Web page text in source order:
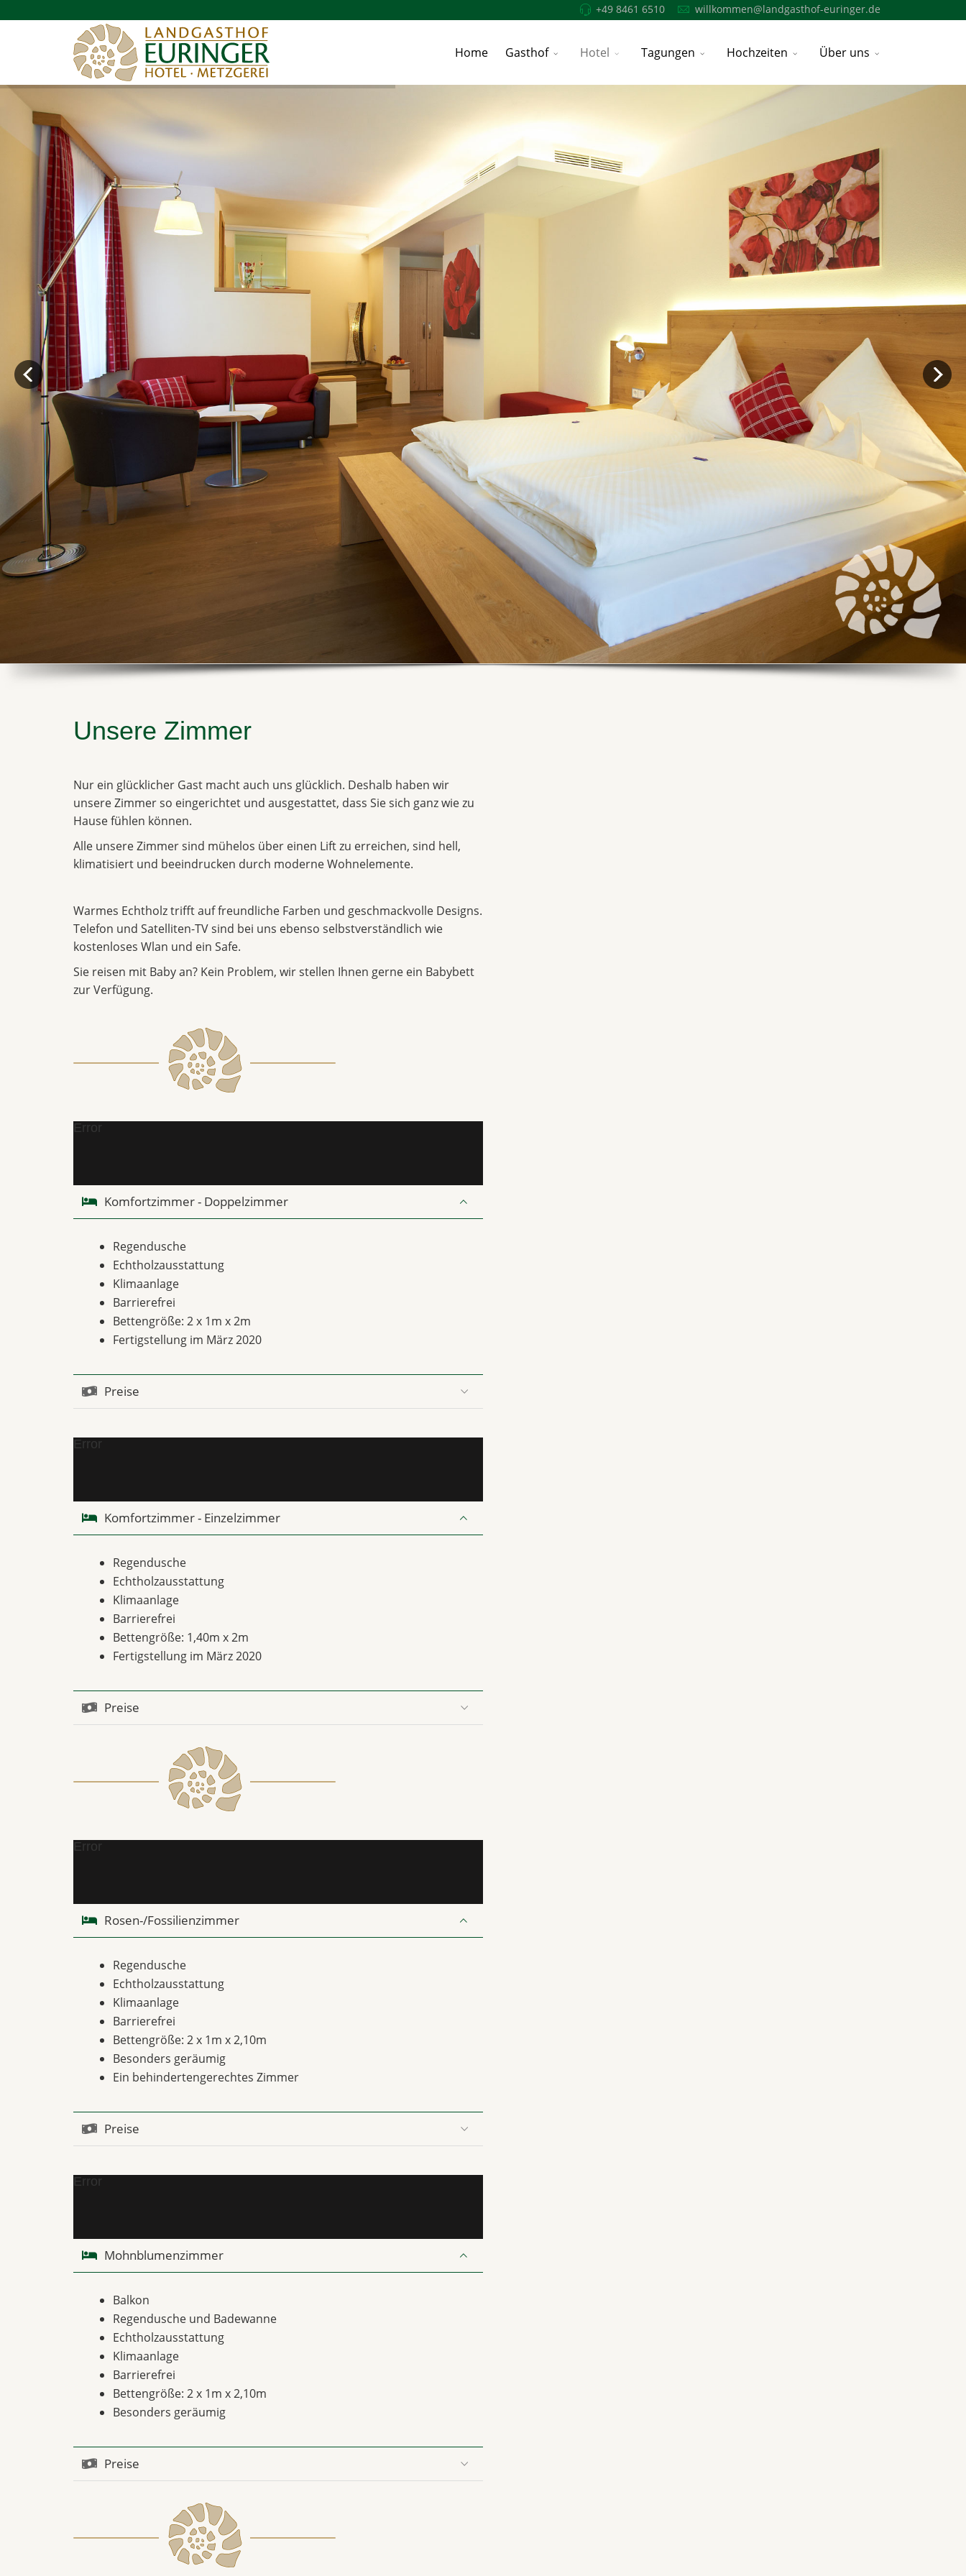
+49 8461 6510 willkommen@landgasthof-euringer.de
Home Gasthof Hotel Tagungen Hochzeiten Über uns
Unsere Zimmer
Nur ein glücklicher Gast macht auch uns glücklich. Deshalb haben wir
unsere Zimmer so eingerichtet und ausgestattet, dass Sie sich ganz wie zu
Hause fühlen können.
Alle unsere Zimmer sind mühelos über einen Lift zu erreichen, sind hell,
klimatisiert und beeindrucken durch moderne Wohnelemente.
Warmes Echtholz trifft auf freundliche Farben und geschmackvolle Designs.
Telefon und Satelliten-TV sind bei uns ebenso selbstverständlich wie
kostenloses Wlan und ein Safe.
Sie reisen mit Baby an? Kein Problem, wir stellen Ihnen gerne ein Babybett
zur Verfügung.
Error
Komfortzimmer - Doppelzimmer
Regendusche
Echtholzausstattung
Klimaanlage
Barrierefrei
Bettengröße: 2 x 1m x 2m
Fertigstellung im März 2020
Preise
Error
Komfortzimmer - Einzelzimmer
Regendusche
Echtholzausstattung
Klimaanlage
Barrierefrei
Bettengröße: 1,40m x 2m
Fertigstellung im März 2020
Preise
Error
Rosen-/Fossilienzimmer
Regendusche
Echtholzausstattung
Klimaanlage
Barrierefrei
Bettengröße: 2 x 1m x 2,10m
Besonders geräumig
Ein behindertengerechtes Zimmer
Preise
Error
Mohnblumenzimmer
Balkon
Regendusche und Badewanne
Echtholzausstattung
Klimaanlage
Barrierefrei
Bettengröße: 2 x 1m x 2,10m
Besonders geräumig
Preise